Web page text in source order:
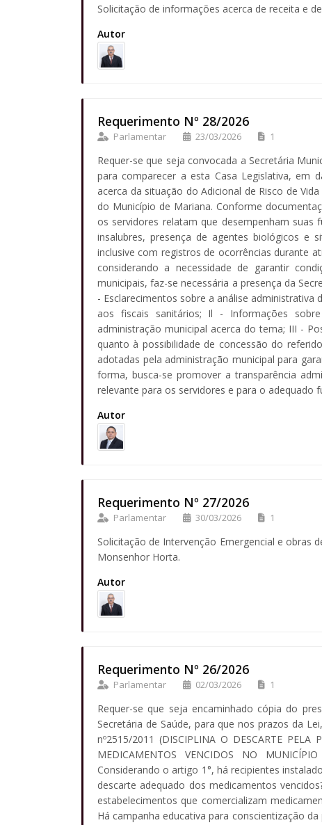
Solicitação de informações acerca de receita e
Autor
Requerimento Nº 28/2026
Parlamentar 23/03/2026 1
Requer-se que seja convocada a Secretária
para comparecer a esta Casa Legislativa, em
acerca da situação do Adicional de Risco de
do Município de Mariana. Conforme
os servidores relatam que desempenham
insalubres, presença de agentes biológicos e
inclusive com registros de ocorrências durante
considerando a necessidade de garantir
municipais, faz-se necessária a presença da
- Esclarecimentos sobre a análise administrativa
aos fiscais sanitários; Il - Informações
administração municipal acerca do tema; III -
quanto à possibilidade de concessão do
adotadas pela administração municipal para
forma, busca-se promover a transparência
relevante para os servidores e para o adequado
Autor
Requerimento Nº 27/2026
Parlamentar 30/03/2026 1
Solicitação de Intervenção Emergencial e obras
Monsenhor Horta.
Autor
Requerimento Nº 26/2026
Parlamentar 02/03/2026 1
Requer-se que seja encaminhado cópia do
Secretária de Saúde, para que nos prazos da
nº2515/2011 (DISCIPLINA O DESCARTE PELA
MEDICAMENTOS VENCIDOS NO
Considerando o artigo 1°, há recipientes
descarte adequado dos medicamentos
estabelecimentos que comercializam
Há campanha educativa para conscientização